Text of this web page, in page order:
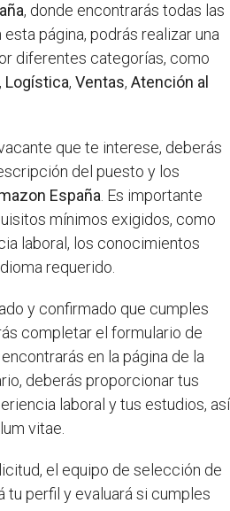
, donde encontrarás todas las
página, podrás realizar una
diferentes categorías, como
, Logística, Ventas, Atención al
que te interese, deberás
del puesto y los
España. Es importante
mínimos exigidos, como
laboral, los conocimientos
requerido.
y confirmado que cumples
completar el formulario de
en la página de la
deberás proporcionar tus
laboral y tus estudios, así
vitae.
el equipo de selección de
tu perfil y evaluará si cumples